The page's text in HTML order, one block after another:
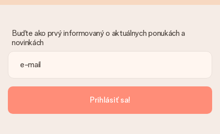
Buďte ako prvý informovaný o aktuálnych ponukách a
novinkách
Prihlásiť sa!